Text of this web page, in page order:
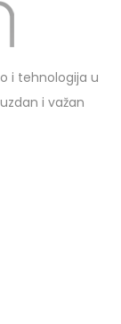
i tehnologija u
i važan